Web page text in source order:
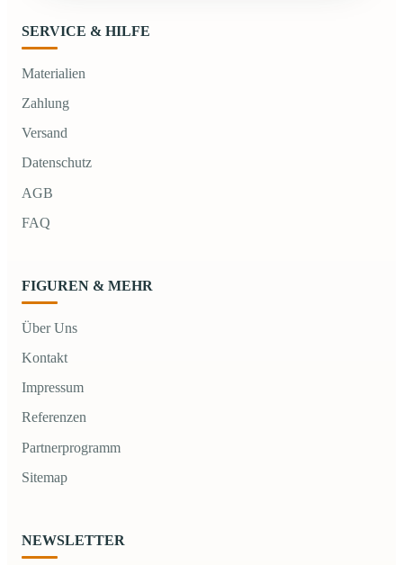
SERVICE & HILFE
Materialien
Zahlung
Versand
Datenschutz
AGB
FAQ
FIGUREN & MEHR
Über Uns
Kontakt
Impressum
Referenzen
Partnerprogramm
Sitemap
NEWSLETTER